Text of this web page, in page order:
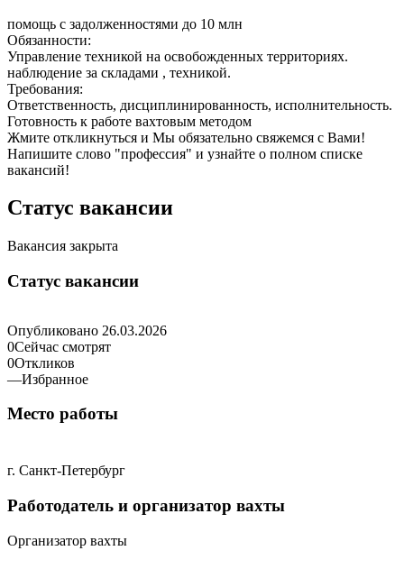
помощь с задолженностями до 10 млн
Обязанности:
Управление техникой на освобожденных территориях.
наблюдение за складами , техникой.
Требования:
Ответственность, дисциплинированность, исполнительность.
Готовность к работе вахтовым методом
Жмите откликнуться и Мы обязательно свяжемся с Вами!
Напишите слово "профессия" и узнайте о полном списке
вакансий!
Статус вакансии
Вакансия закрыта
Статус вакансии
Опубликовано 26.03.2026
0Сейчас смотрят
0Откликов
—Избранное
Место работы
г. Санкт-Петербург
Работодатель и организатор вахты
Организатор вахты